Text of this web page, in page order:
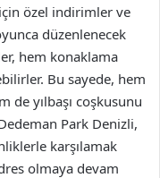
özel indirimler ve
düzenlenecek
hem konaklama
Bu sayede, hem
yılbaşı coşkusunu
Park Denizli,
karşılamak
olmaya devam